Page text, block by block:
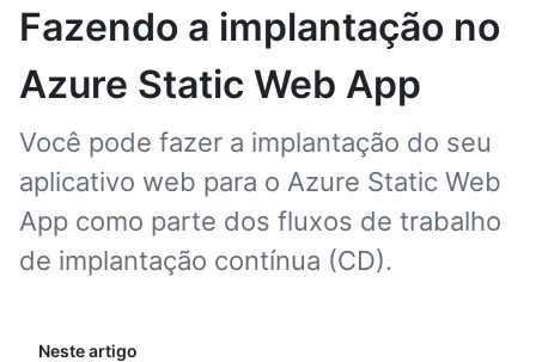
Fazendo a implantação no
Azure Static Web App
Você pode fazer a implantação do seu
aplicativo web para o Azure Static Web
App como parte dos fluxos de trabalho
de implantação contínua (CD).
Neste artigo